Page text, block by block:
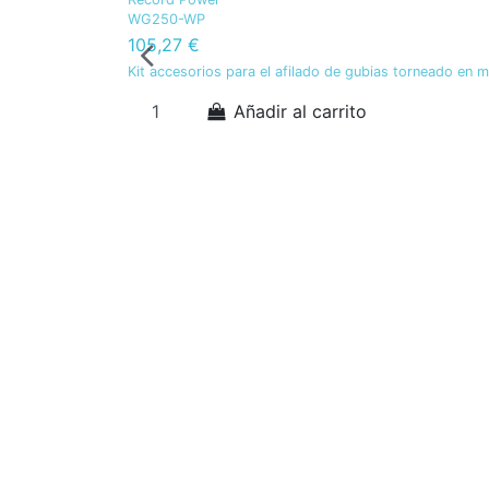
WG250-WP
105,27 €
Kit accesorios para el afilado de gubias torneado en
Añadir al carrito